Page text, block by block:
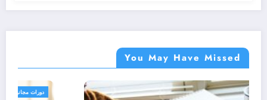
You May Have Missed
دورات مجانية